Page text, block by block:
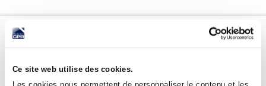
Ce site web utilise des cookies.
IL NE VOUS RESTERA
PLUS QU'À...